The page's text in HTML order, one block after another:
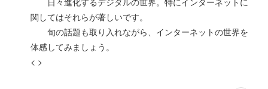
関してはそれらが著しいです。
旬の話題も取り入れながら、インターネットの世界を
体感してみましょう。
< >